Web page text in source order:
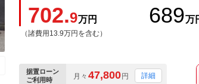
702.9万円
（諸費用13.9万円を含む）
689万
据置ローン
ご利用時
月々 47,800 円 詳細